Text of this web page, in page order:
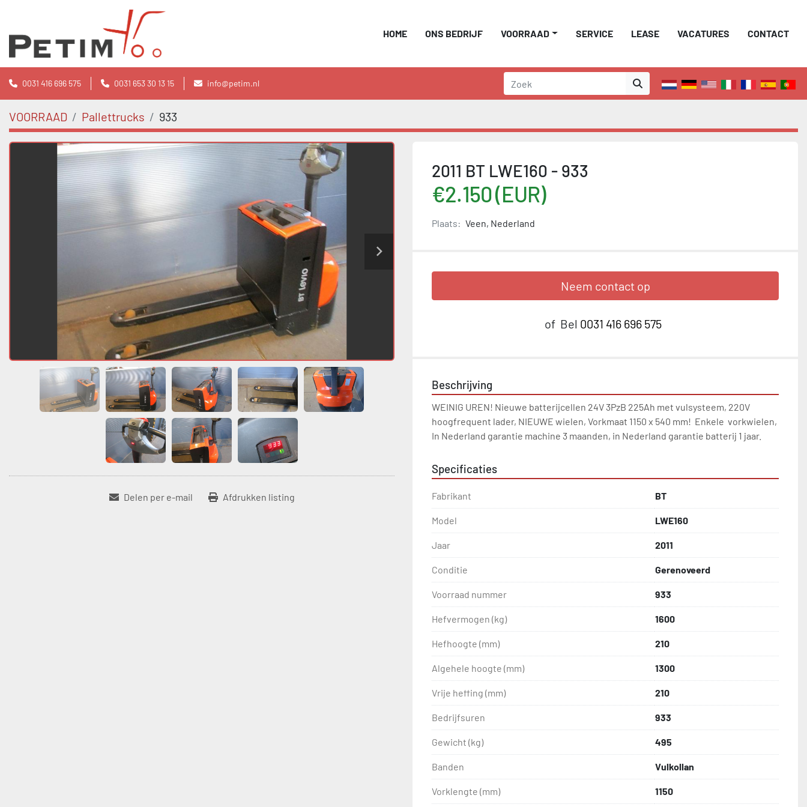
HOME ONS BEDRIJF VOORRAAD SERVICE LEASE VACATURES CONTACT
0031 416 696 575 0031 653 30 13 15 info@petim.nl
VOORRAAD Pallettrucks 933
Delen per e-mail Afdrukken listing
2011 BT LWE160 - 933
€2.150 (EUR)
Plaats: Veen, Nederland
Neem contact op
of Bel 0031 416 696 575
Beschrijving
WEINIG UREN! Nieuwe batterijcellen 24V 3PzB 225Ah met vulsysteem, 220V
hoogfrequent lader, NIEUWE wielen, Vorkmaat 1150 x 540 mm!  Enkele  vorkwielen,
In Nederland garantie machine 3 maanden, in Nederland garantie batterij 1 jaar.
Specificaties
Fabrikant BT
Model LWE160
Jaar 2011
Conditie Gerenoveerd
Voorraad nummer 933
Hefvermogen (kg) 1600
Hefhoogte (mm) 210
Algehele hoogte (mm) 1300
Vrije heffing (mm) 210
Bedrijfsuren 933
Gewicht (kg) 495
Banden Vulkollan
Vorklengte (mm) 1150